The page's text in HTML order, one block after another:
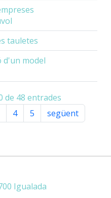
tauletes
d'un model
de 48 entrades
4 5 següent
Igualada